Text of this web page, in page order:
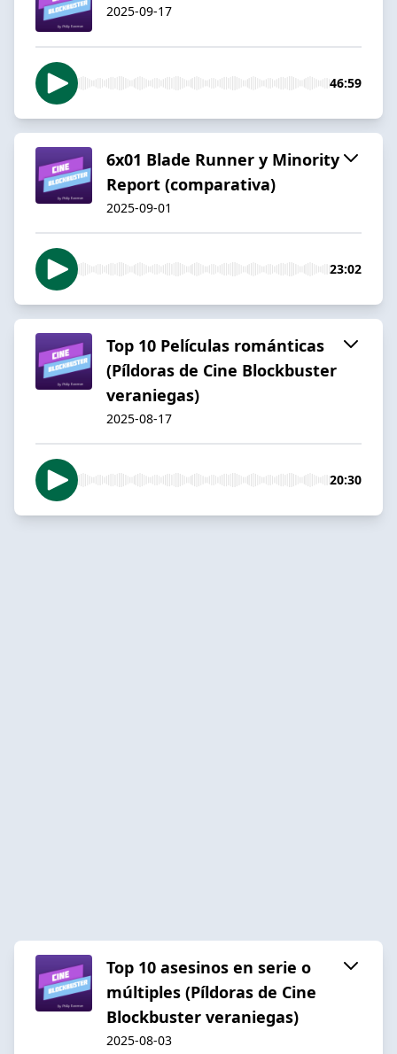
2025-09-17
46:59
6x01 Blade Runner y Minority
Report (comparativa)
2025-09-01
23:02
Top 10 Películas románticas
(Píldoras de Cine Blockbuster
veraniegas)
2025-08-17
20:30
Top 10 asesinos en serie o
múltiples (Píldoras de Cine
Blockbuster veraniegas)
2025-08-03